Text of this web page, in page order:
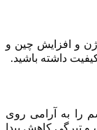
و افزایش چین و
را به آرامی روی